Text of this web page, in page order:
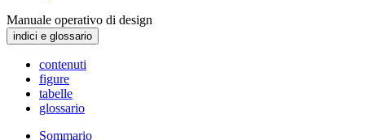
Manuale operativo di design
indici e glossario
contenuti
figure
tabelle
glossario
Sommario